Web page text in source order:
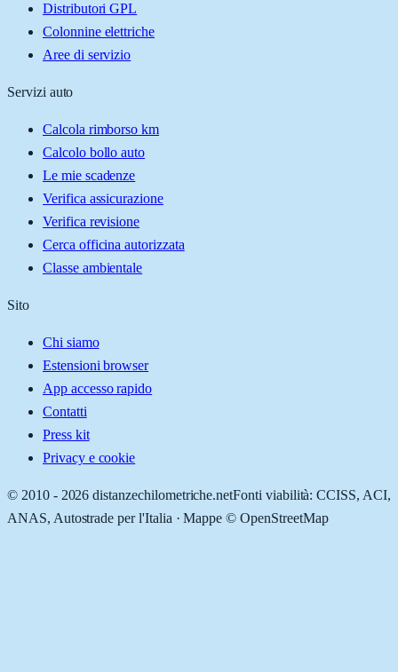
Distributori GPL
Colonnine elettriche
Aree di servizio
Servizi auto
Calcola rimborso km
Calcolo bollo auto
Le mie scadenze
Verifica assicurazione
Verifica revisione
Cerca officina autorizzata
Classe ambientale
Sito
Chi siamo
Estensioni browser
App accesso rapido
Contatti
Press kit
Privacy e cookie
© 2010 - 2026 distanzechilometriche.netFonti viabilità: CCISS, ACI,
ANAS, Autostrade per l'Italia · Mappe © OpenStreetMap